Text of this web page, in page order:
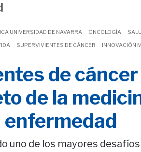
UNIVERSIDAD DE NAVARRA ONCOLOGÍA
SUPERVIVIENTES DE CÁNCER INNOVACIÓN
de
de la
enfermedad
uno de los mayores